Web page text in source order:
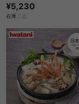
¥5,230
在庫：△